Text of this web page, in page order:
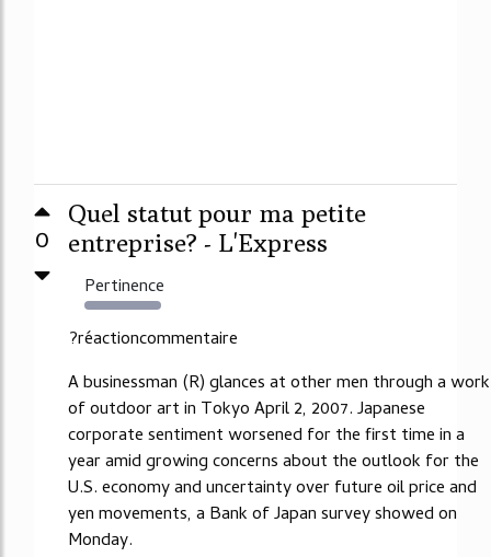
0
Quel statut pour ma petite
entreprise? - L'Express
Pertinence
9385%
?réactioncommentaire
A businessman (R) glances at other men through a work
of outdoor art in Tokyo April 2, 2007. Japanese
corporate sentiment worsened for the first time in a
year amid growing concerns about the outlook for the
U.S. economy and uncertainty over future oil price and
yen movements, a Bank of Japan survey showed on
Monday.